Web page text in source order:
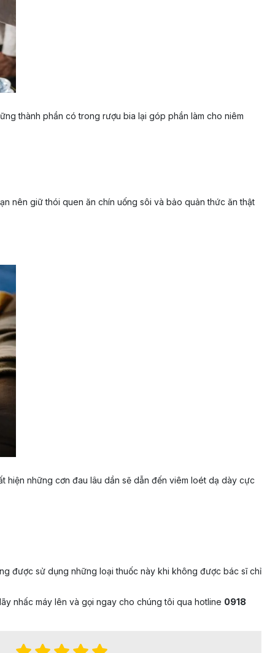
thành phần có trong rượu bia lại góp phần làm cho niêm
nên giữ thói quen ăn chín uống sôi và bảo quản thức ăn thật
hiện những cơn đau lâu dần sẽ dẫn đến viêm loét dạ dày cực
được sử dụng những loại thuốc này khi không được bác sĩ chỉ
nhấc máy lên và gọi ngay cho chúng tôi qua hotline 0918